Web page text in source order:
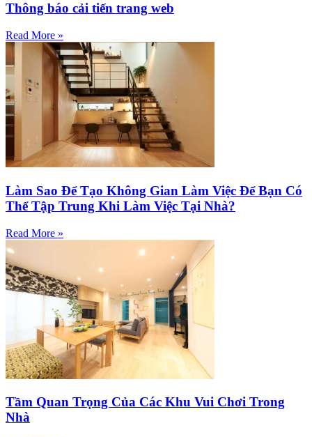
Thông báo cải tiến trang web
Read More »
Làm Sao Để Tạo Không Gian Làm Việc Để Bạn Có
Thể Tập Trung Khi Làm Việc Tại Nhà?
Read More »
Tầm Quan Trọng Của Các Khu Vui Chơi Trong
Nhà